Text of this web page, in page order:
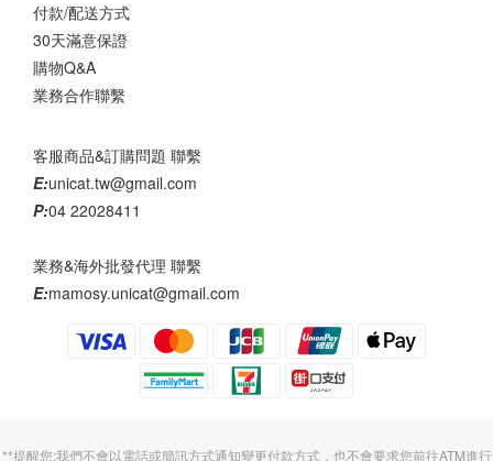
付款/配送方式
30天滿意保證
購物Q&A
業務合作聯繫
客服商品&訂購問題 聯繫
E:unicat.tw@gmail.com
P:04 22028411
業務&海外批發代理 聯繫
E:mamosy.unicat@gmail.com
**提醒您:我們不會以電話或簡訊方式通知變更付款方式，也不會要求您前往ATM進行